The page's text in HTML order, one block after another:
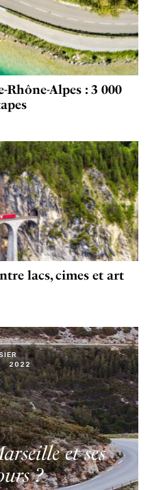
Rhône-Alpes : 3 000
lacs, cimes et art
2022
et ses
?